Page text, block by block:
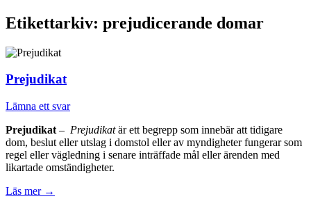
Etikettarkiv: prejudicerande domar
Prejudikat
Lämna ett svar
Prejudikat – Prejudikatär ett begrepp som innebär att tidigare
dom, beslut eller utslag i domstol eller av myndigheter fungerar som
regel eller vägledning i senare inträffade mål eller ärenden med
likartade omständigheter.
Läs mer →